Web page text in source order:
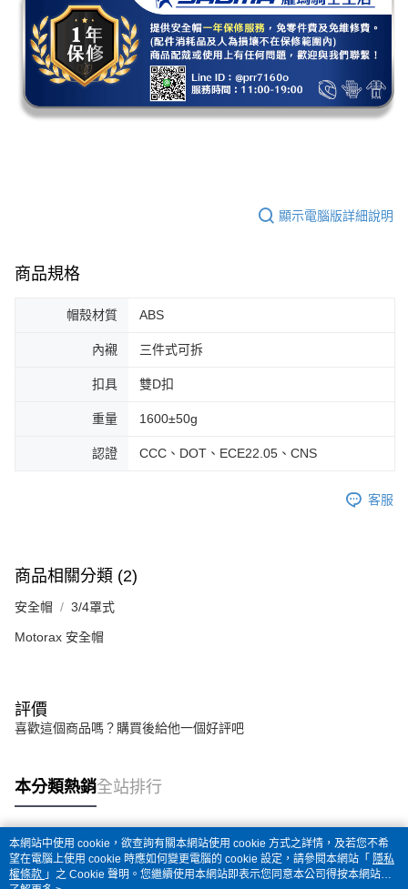
顯示電腦版詳細說明
商品規格
帽殼材質 ABS
內襯 三件式可拆
扣具 雙D扣
重量 1600±50g
認證 CCC、DOT、ECE22.05、CNS
客服
商品相關分類 (2)
安全帽 3/4罩式
Motorax 安全帽
評價
喜歡這個商品嗎？購買後給他一個好評吧
本分類熱銷全站排行
熱門標籤
本網站中使用 cookie，欲查詢有關本網站使用 cookie 方式之詳情，及若您不希
望在電腦上使用 cookie 時應如何變更電腦的 cookie 設定，請參閱本網站「 隱私
權條款 」之 Cookie 聲明。您繼續使用本網站即表示您同意本公司得按本網站使